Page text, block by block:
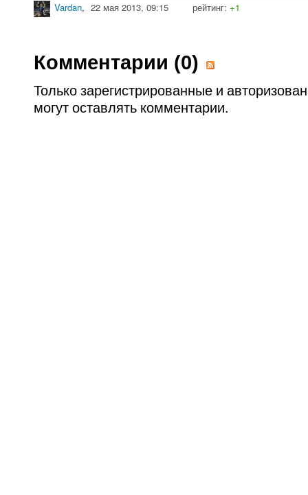
Vardan, 22 мая 2013, 09:15 рейтинг: +1
Комментарии (0)
Только зарегистрированные и
могут оставлять комментарии.